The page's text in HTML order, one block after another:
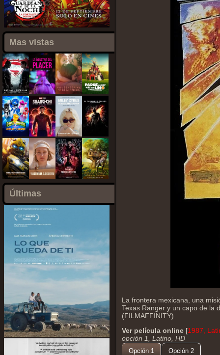
Mas vistas
Últimas
La frontera mexicana, una
Texas Ranger y un capo de la
(FILMAFFINITY)
Ver película online [1987,
opción 1, Latino, HD
Opción 1 Opción 2